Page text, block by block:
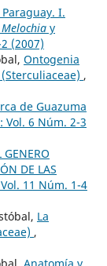
I.
y
(2007)
Ontogenia
,
de Guazuma
Vol. 6 Núm. 2-3
DE LAS
11 Núm. 1-4
La
,
Anatomía y